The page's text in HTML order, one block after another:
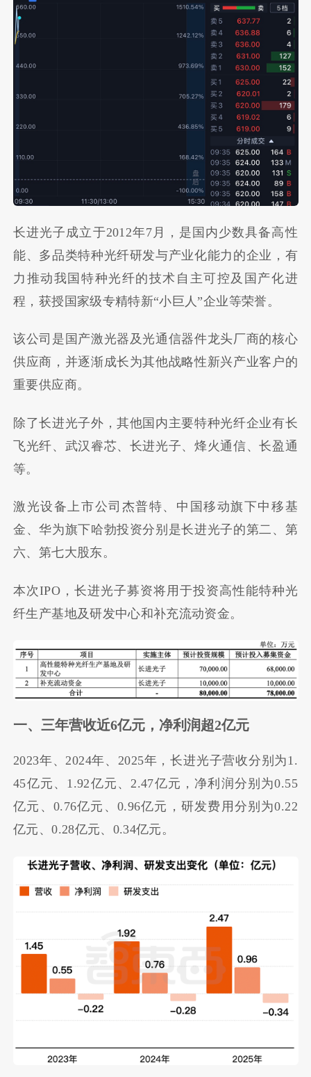
长进光子成立于2012年7月，是国内少数具备高性
能、多品类特种光纤研发与产业化能力的企业，有
力推动我国特种光纤的技术自主可控及国产化进
程，获授国家级专精特新“小巨人”企业等荣誉。
该公司是国产激光器及光通信器件龙头厂商的核心
供应商，并逐渐成长为其他战略性新兴产业客户的
重要供应商。
除了长进光子外，其他国内主要特种光纤企业有长
飞光纤、武汉睿芯、长进光子、烽火通信、长盈通
等。
激光设备上市公司杰普特、中国移动旗下中移基
金、华为旗下哈勃投资分别是长进光子的第二、第
六、第七大股东。
本次IPO，长进光子募资将用于投资高性能特种光
纤生产基地及研发中心和补充流动资金。
一、三年营收近6亿元，净利润超2亿元
2023年、2024年、2025年，长进光子营收分别为1.
45亿元、1.92亿元、2.47亿元，净利润分别为0.55
亿元、0.76亿元、0.96亿元，研发费用分别为0.22
亿元、0.28亿元、0.34亿元。